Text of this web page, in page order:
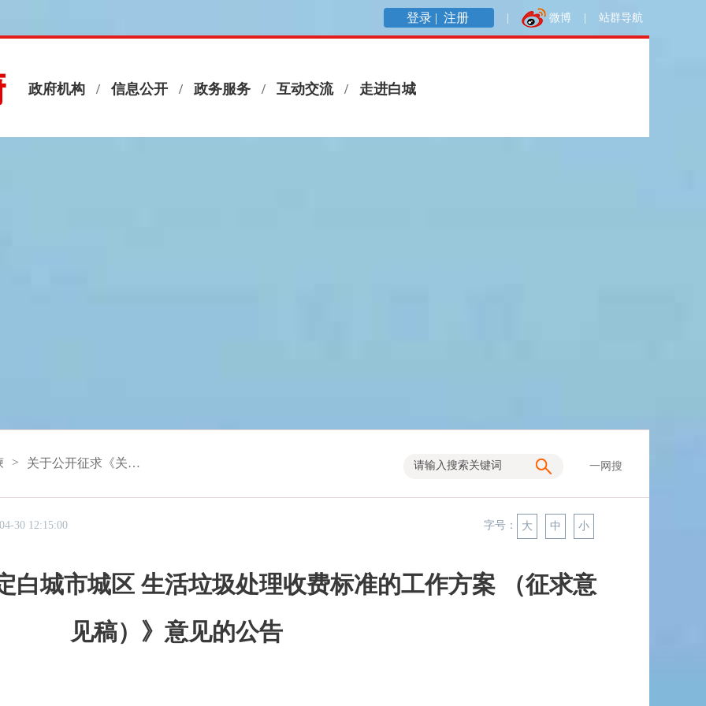
站群导航
微博
登录 | 注册
政府机构 / 信息公开 / 政务服务 / 互动交流 / 走进白城
> 关于公开征求《关于制定白城市城区 生活垃圾处理收费标准的工作方案 （征求意见稿）》意见的公告 一网搜
30 12:15:00 字号： 大 中 小
白城市城区 生活垃圾处理收费标准的工作方案 （征求意
见稿）》意见的公告